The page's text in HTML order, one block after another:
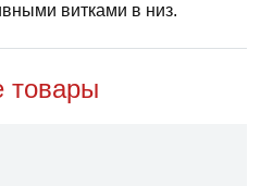
витками в низ.
товары